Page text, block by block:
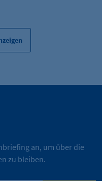
Berlin Unternehmen
an, um über die
zu bleiben.